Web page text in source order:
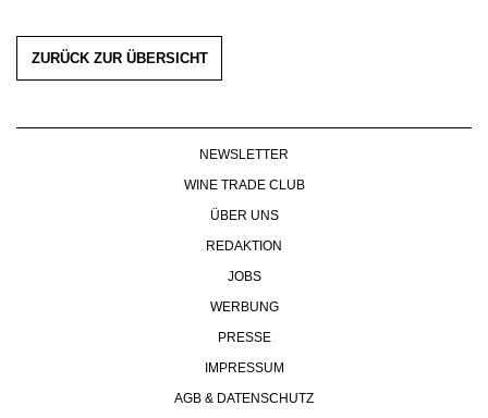
ZURÜCK ZUR ÜBERSICHT
NEWSLETTER
WINE TRADE CLUB
ÜBER UNS
REDAKTION
JOBS
WERBUNG
PRESSE
IMPRESSUM
AGB & DATENSCHUTZ